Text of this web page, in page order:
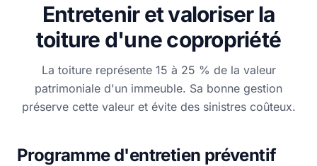
Entretenir et valoriser la
toiture d'une copropriété
La toiture représente 15 à 25 % de la valeur
patrimoniale d'un immeuble. Sa bonne gestion
préserve cette valeur et évite des sinistres coûteux.
Programme d'entretien préventif